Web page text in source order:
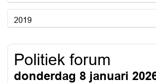
2019
Politiek forum
donderdag 8 januari